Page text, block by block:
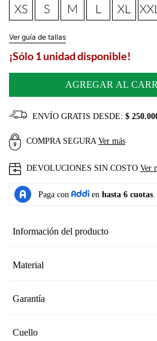
XS S M L XL XXL
Ver guía de tallas
¡Sólo 1 unidad disponible!
AGREGAR AL
ENVÍO GRATIS DESDE: $
COMPRA SEGURA Ver más
DEVOLUCIONES SIN COSTO Ver
Información del producto
Material
Garantía
Cuello